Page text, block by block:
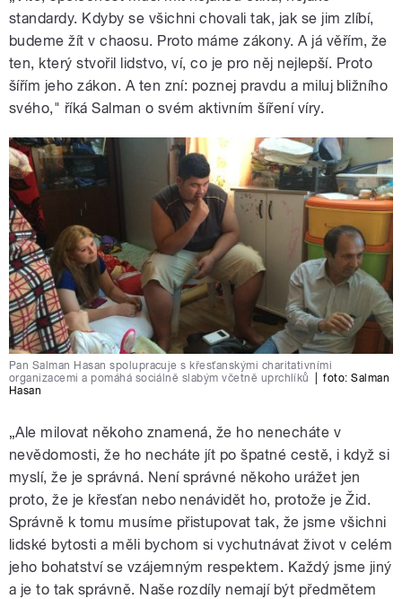
standardy. Kdyby se všichni chovali tak, jak se jim zlíbí,
budeme žít v chaosu. Proto máme zákony. A já věřím, že
ten, který stvořil lidstvo, ví, co je pro něj nejlepší. Proto
šířím jeho zákon. A ten zní: poznej pravdu a miluj bližního
svého," říká Salman o svém aktivním šíření víry.
Pan Salman Hasan spolupracuje s křesťanskými charitativními
organizacemi a pomáhá sociálně slabým včetně uprchlíků
foto:Salman
Hasan
„Ale milovat někoho znamená, že ho nenecháte v
nevědomosti, že ho necháte jít po špatné cestě, i když si
myslí, že je správná. Není správné někoho urážet jen
proto, že je křesťan nebo nenávidět ho, protože je Žid.
Správně k tomu musíme přistupovat tak, že jsme všichni
lidské bytosti a měli bychom si vychutnávat život v celém
jeho bohatství se vzájemným respektem. Každý jsme jiný
a je to tak správně. Naše rozdíly nemají být předmětem